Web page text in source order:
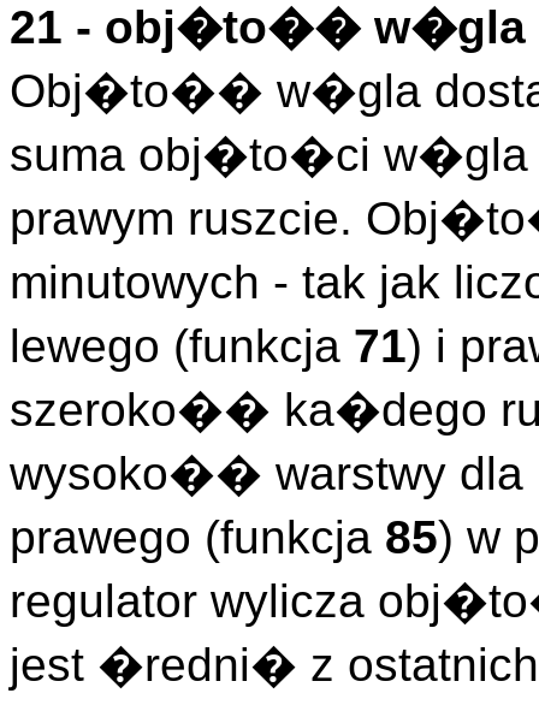
21 - obj�to�� w�gla
Obj�to�� w�gla
suma obj�to�ci w�gla
prawym ruszcie.
minutowych - tak jak
lewego (funkcja 71) i
szeroko�� ka�dego
wysoko�� warstwy dla
prawego (funkcja 85) w
regulator wylicza
jest �redni� z